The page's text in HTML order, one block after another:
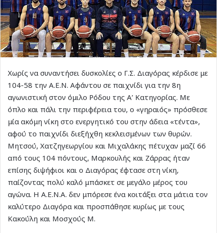
Χωρίς να συναντήσει δυσκολίες ο Γ.Σ. Διαγόρας κέρδισε με
104-58 την Α.Ε.Ν. Αφάντου σε παιχνίδι για την 8η
αγωνιστική στον όμιλο Ρόδου της Α’ Κατηγορίας. Με
όπλο και πάλι την περιφέρεια του, ο «γηραιός» πρόσθεσε
μία ακόμη νίκη στο ενεργητικό του στην άδεια «τέντα»,
αφού το παιχνίδι διεξήχθη κεκλεισμένων των θυρών.
Μητσού, Χατζηγεωργίου και Μιχαλάκης πέτυχαν μαζί 66
από τους 104 πόντους, Μαρκουλής και Ζάρρας ήταν
επίσης διψήφιοι και ο Διαγόρας έφτασε στη νίκη,
παίζοντας πολύ καλό μπάσκετ σε μεγάλο μέρος του
αγώνα. Η Α.Ε.Ν.Α. δεν μπόρεσε ένα κοιτάξει στα μάτια τον
καλύτερο Διαγόρα και προσπάθησε κυρίως με τους
Κακούλη και Μοσχούς Μ.